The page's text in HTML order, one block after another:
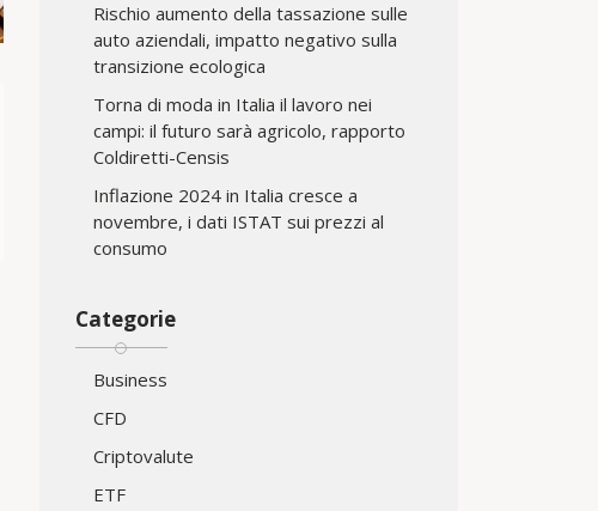
Rischio aumento della tassazione sulle
auto aziendali, impatto negativo sulla
transizione ecologica
Torna di moda in Italia il lavoro nei
campi: il futuro sarà agricolo, rapporto
Coldiretti-Censis
Inflazione 2024 in Italia cresce a
novembre, i dati ISTAT sui prezzi al
consumo
Categorie
Business
CFD
Criptovalute
ETF